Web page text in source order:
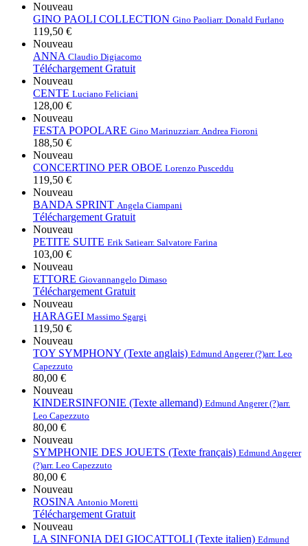
Nouveau
GINO PAOLI COLLECTION Gino Paoliarr. Donald Furlano
119,50 €
Nouveau
ANNA Claudio Digiacomo
Téléchargement Gratuit
Nouveau
CENTE Luciano Feliciani
128,00 €
Nouveau
FESTA POPOLARE Gino Marinuzziarr. Andrea Fioroni
188,50 €
Nouveau
CONCERTINO PER OBOE Lorenzo Pusceddu
119,50 €
Nouveau
BANDA SPRINT Angela Ciampani
Téléchargement Gratuit
Nouveau
PETITE SUITE Erik Satiearr. Salvatore Farina
103,00 €
Nouveau
ETTORE Giovannangelo Dimaso
Téléchargement Gratuit
Nouveau
HARAGEI Massimo Sgargi
119,50 €
Nouveau
TOY SYMPHONY (Texte anglais) Edmund Angerer (?)arr. Leo
Capezzuto
80,00 €
Nouveau
KINDERSINFONIE (Texte allemand) Edmund Angerer (?)arr.
Leo Capezzuto
80,00 €
Nouveau
SYMPHONIE DES JOUETS (Texte français) Edmund Angerer
(?)arr. Leo Capezzuto
80,00 €
Nouveau
ROSINA Antonio Moretti
Téléchargement Gratuit
Nouveau
LA SINFONIA DEI GIOCATTOLI (Texte italien) Edmund